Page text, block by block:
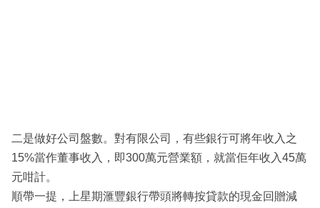
二是做好公司盤數。對有限公司，有些銀行可將年收入之
15%當作董事收入，即300萬元營業額，就當佢年收入45萬
元咁計。
順帶一提，上星期滙豐銀行帶頭將轉按貸款的現金回贈減